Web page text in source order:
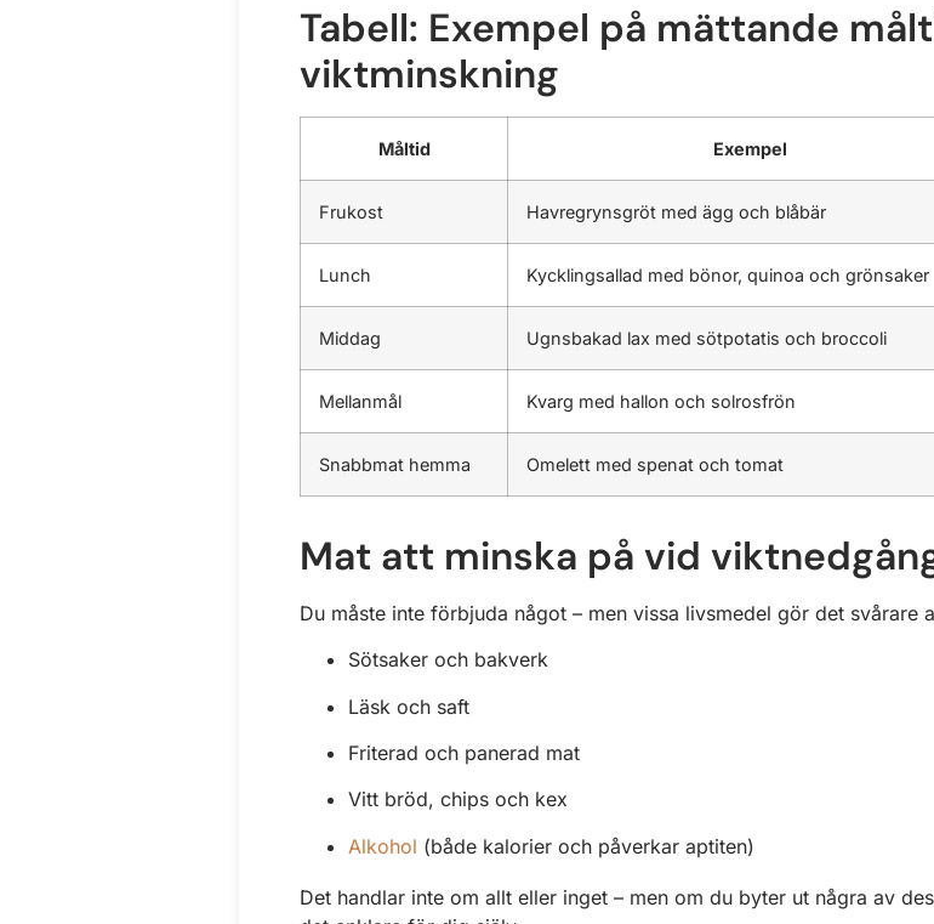
Tabell: Exempel på mättande
viktminskning
Måltid Exempel
Frukost Havregrynsgröt med ägg och blåbär
Lunch Kycklingsallad med bönor, quinoa och grönsaker
Middag Ugnsbakad lax med sötpotatis och broccoli
Mellanmål Kvarg med hallon och solrosfrön
Snabbmat hemma Omelett med spenat och tomat
Mat att minska på vid
Du måste inte förbjuda något – men vissa livsmedel gör det svårare
Sötsaker och bakverk
Läsk och saft
Friterad och panerad mat
Vitt bröd, chips och kex
Alkohol (både kalorier och påverkar aptiten)
Det handlar inte om allt eller inget – men om du byter ut några av